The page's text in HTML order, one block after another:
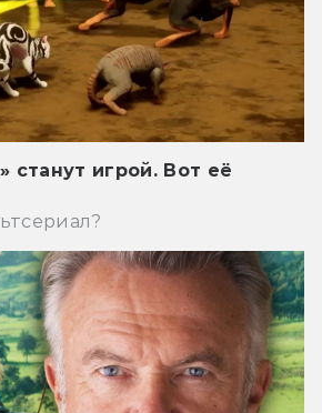
станут игрой. Вот её